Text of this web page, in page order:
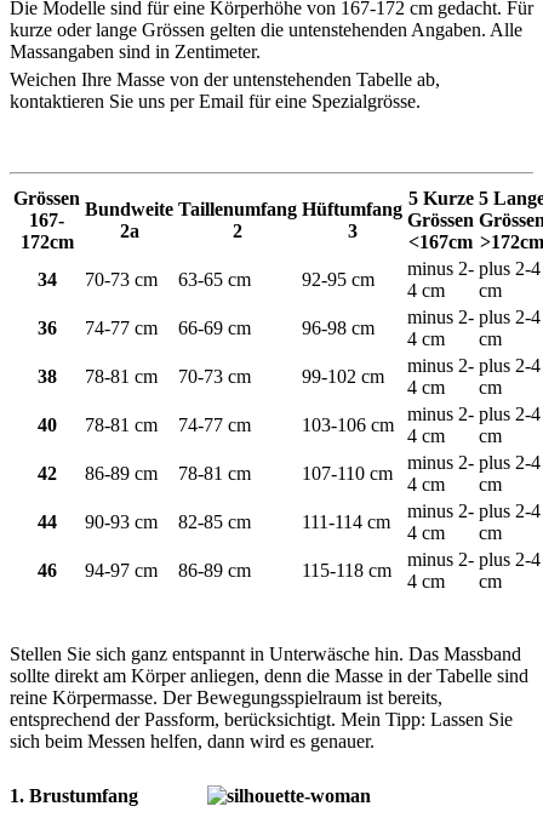
Die Modelle sind für eine Körperhöhe von 167-172 cm gedacht. Für
kurze oder lange Grössen gelten die untenstehenden Angaben. Alle
Massangaben sind in Zentimeter.
Weichen Ihre Masse von der untenstehenden Tabelle ab,
kontaktieren Sie uns per Email für eine Spezialgrösse.
Grössen
167-
172cm
Bundweite
2a
Taillenumfang
2
Hüftumfang
3
5 Kurze
Grössen
<167cm
5
>172cm
34
70-73 cm 63-65 cm 92-95 cm
minus 2-
4 cm
plus 2-4
cm
36
74-77 cm 66-69 cm 96-98 cm
minus 2-
4 cm
plus 2-4
cm
38
78-81 cm 70-73 cm 99-102 cm
minus 2-
4 cm
plus 2-4
cm
40
78-81 cm 74-77 cm 103-106 cm
minus 2-
4 cm
plus 2-4
cm
42
86-89 cm 78-81 cm 107-110 cm
minus 2-
4 cm
plus 2-4
cm
44
90-93 cm 82-85 cm 111-114 cm
minus 2-
4 cm
plus 2-4
cm
46
94-97 cm 86-89 cm 115-118 cm
minus 2-
4 cm
plus 2-4
cm
Stellen Sie sich ganz entspannt in Unterwäsche hin. Das Massband
sollte direkt am Körper anliegen, denn die Masse in der Tabelle sind
reine Körpermasse. Der Bewegungsspielraum ist bereits,
entsprechend der Passform, berücksichtigt. Mein Tipp: Lassen Sie
sich beim Messen helfen, dann wird es genauer.
1. Brustumfang